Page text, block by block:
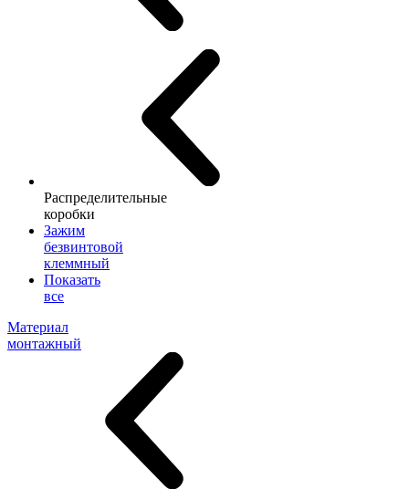
Распределительные
коробки
Зажим
безвинтовой
клеммный
Показать
все
Материал
монтажный